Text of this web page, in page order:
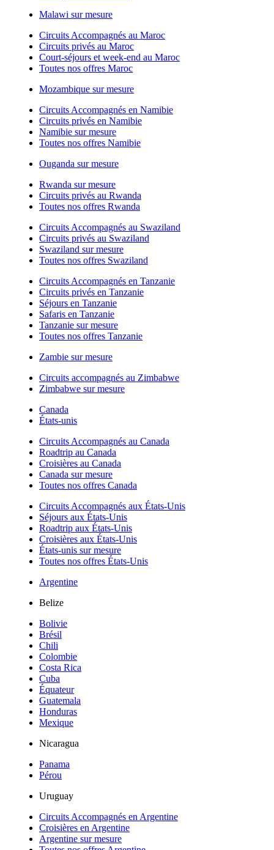
Malawi sur mesure
Circuits Accompagnés au Maroc
Circuits privés au Maroc
Court-séjours et week-end au Maroc
Toutes nos offres Maroc
Mozambique sur mesure
Circuits Accompagnés en Namibie
Circuits privés en Namibie
Namibie sur mesure
Toutes nos offres Namibie
Ouganda sur mesure
Rwanda sur mesure
Circuits privés au Rwanda
Toutes nos offres Rwanda
Circuits Accompagnés au Swaziland
Circuits privés au Swaziland
Swaziland sur mesure
Toutes nos offres Swaziland
Circuits Accompagnés en Tanzanie
Circuits privés en Tanzanie
Séjours en Tanzanie
Safaris en Tanzanie
Tanzanie sur mesure
Toutes nos offres Tanzanie
Zambie sur mesure
Circuits accompagnés au Zimbabwe
Zimbabwe sur mesure
Canada
États-unis
Circuits Accompagnés au Canada
Roadtrip au Canada
Croisières au Canada
Canada sur mesure
Toutes nos offres Canada
Circuits Accompagnés aux États-Unis
Séjours aux États-Unis
Roadtrip aux États-Unis
Croisières aux États-Unis
États-unis sur mesure
Toutes nos offres États-Unis
Argentine
Belize
Bolivie
Brésil
Chili
Colombie
Costa Rica
Cuba
Équateur
Guatemala
Honduras
Mexique
Nicaragua
Panama
Pérou
Uruguay
Circuits Accompagnés en Argentine
Croisières en Argentine
Argentine sur mesure